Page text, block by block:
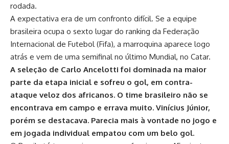
rodada.
A expectativa era de um confronto difícil. Se a equipe
brasileira ocupa o sexto lugar do ranking da Federação
Internacional de Futebol (Fifa), a marroquina aparece logo
atrás e vem de uma semifinal no último Mundial, no Catar.
A seleção de Carlo Ancelotti foi dominada na maior
parte da etapa inicial e sofreu o gol, em contra-
ataque veloz dos africanos. O time brasileiro não se
encontrava em campo e errava muito. Vinícius Júnior,
porém se destacava. Parecia mais à vontade no jogo e
em jogada individual empatou com um belo gol.